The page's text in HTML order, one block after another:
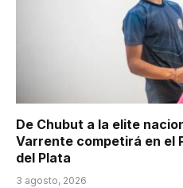
De Chubut a la elite
Varrente competirá en el
del Plata
3 agosto, 2026